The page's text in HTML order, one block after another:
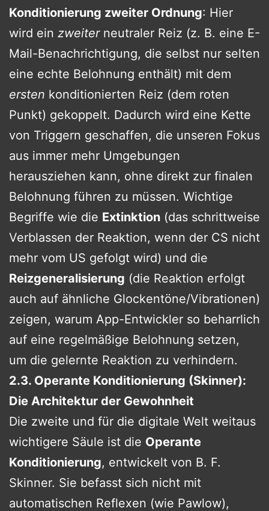
Konditionierung zweiter Ordnung: Hier
wird ein zweiterneutraler Reiz (z. B. eine E-
Mail-Benachrichtigung, die selbst nur selten
eine echte Belohnung enthält) mit dem
ersten konditionierten Reiz (dem roten
Punkt) gekoppelt. Dadurch wird eine Kette
von Triggern geschaffen, die unseren Fokus
aus immer mehr Umgebungen
herausziehen kann, ohne direkt zur finalen
Belohnung führen zu müssen. Wichtige
Begriffe wie die Extinktion (das schrittweise
Verblassen der Reaktion, wenn der CS nicht
mehr vom US gefolgt wird) und die
Reizgeneralisierung (die Reaktion erfolgt
auch auf ähnliche Glockentöne/Vibrationen)
zeigen, warum App-Entwickler so beharrlich
auf eine regelmäßige Belohnung setzen,
um die gelernte Reaktion zu verhindern.
2.3. Operante Konditionierung (Skinner):
Die Architektur der Gewohnheit
Die zweite und für die digitale Welt weitaus
wichtigere Säule ist die Operante
Konditionierung, entwickelt von B. F.
Skinner. Sie befasst sich nicht mit
automatischen Reflexen (wie Pawlow),